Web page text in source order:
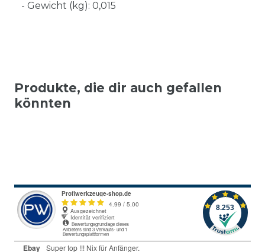
- Gewicht (kg): 0,015
Produkte, die dir auch gefallen
könnten